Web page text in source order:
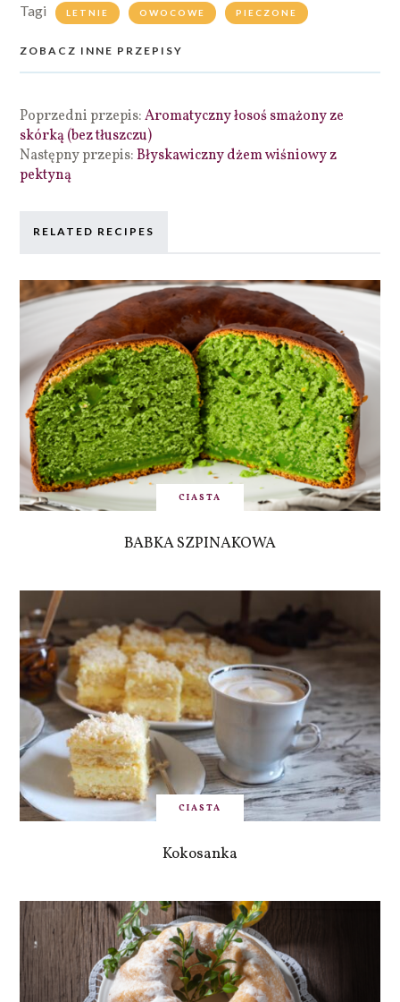
Tagi LETNIE OWOCOWE PIECZONE
ZOBACZ INNE PRZEPISY
Poprzedni przepis:Aromatyczny łosoś smażony ze
skórką (bez tłuszczu)
Następny przepis:Błyskawiczny dżem wiśniowy z
pektyną
RELATED RECIPES
CIASTA
BABKA SZPINAKOWA
CIASTA
Kokosanka